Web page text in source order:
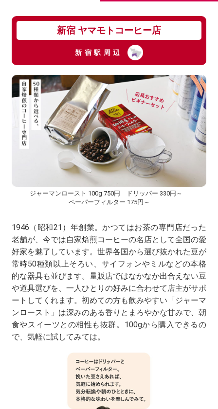
新宿 ヤマモトコーヒー店
新宿駅周辺
ジャーマンロースト 100g 750円
ドリッパー 330円～
ペーパーフィルター 175円～
1946（昭和21）年創業。かつてはお茶の専門店だった
老舗が、今では自家焙煎コーヒーの名店として全国の愛
好家を魅了しています。世界各国から選び抜かれた豆が
常時50種類以上そろい、サイフォンやミルなどの本格
的な器具も並びます。量販店ではなかなか出合えない豆
や道具選びを、一人ひとりの好みに合わせて店主がサポ
ートしてくれます。初めての方も飲みやすい「ジャーマ
ンロースト」は深みのある香りとまろやかな甘みで、朝
食やスイーツとの相性も抜群。100gから購入できるの
で、気軽に試してみては。